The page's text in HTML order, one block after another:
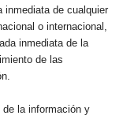
inmediata de cualquier
o internacional,
inmediata de la
de las
de la información y